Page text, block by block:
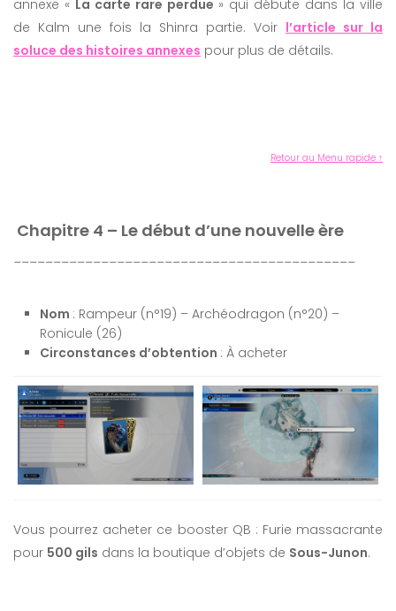
annexe « La carte rare perdue » qui débute dans la ville
de Kalm une fois la Shinra partie. Voir l’article sur la
soluce des histoires annexes pour plus de détails.
Retour au Menu rapide ↑
Chapitre 4 – Le début d’une nouvelle ère
___________________________________________
Nom : Rampeur (n°19) – Archéodragon (n°20) –
Ronicule (26)
Circonstances d’obtention : À acheter
Vous pourrez acheter ce booster QB : Furie massacrante
pour 500 gils dans la boutique d’objets de Sous-Junon.